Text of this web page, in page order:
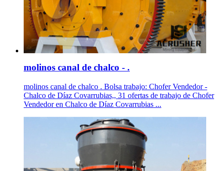
molinos canal de chalco - .
molinos canal de chalco . Bolsa trabajo: Chofer Vendedor -
Chalco de Díaz Covarrubias,, 31 ofertas de trabajo de Chofer
Vendedor en Chalco de Díaz Covarrubias ...